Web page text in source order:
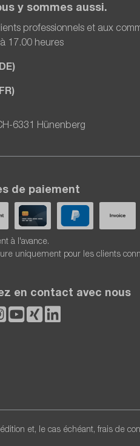
y sommes aussi.
professionnels et aux
17.00 heures
6331 Hünenberg
de paiement
à l'avance.
uniquement pour les clients
en contact avec nous
et, le cas échéant, frais de